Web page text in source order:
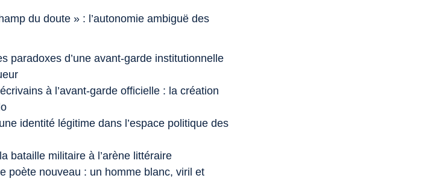
du doute » : l’autonomie ambiguë des
paradoxes d’une avant-garde institutionnelle
à l’avant-garde officielle : la création
identité légitime dans l’espace politique des
bataille militaire à l’arène littéraire
poète nouveau : un homme blanc, viril et